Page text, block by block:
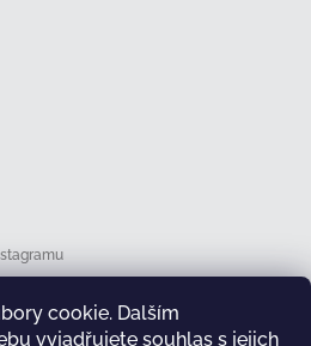
cookie. Dalším
vyjadřujete souhlas s jejich